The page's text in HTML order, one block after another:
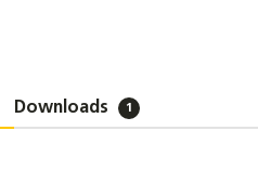
Downloads 1